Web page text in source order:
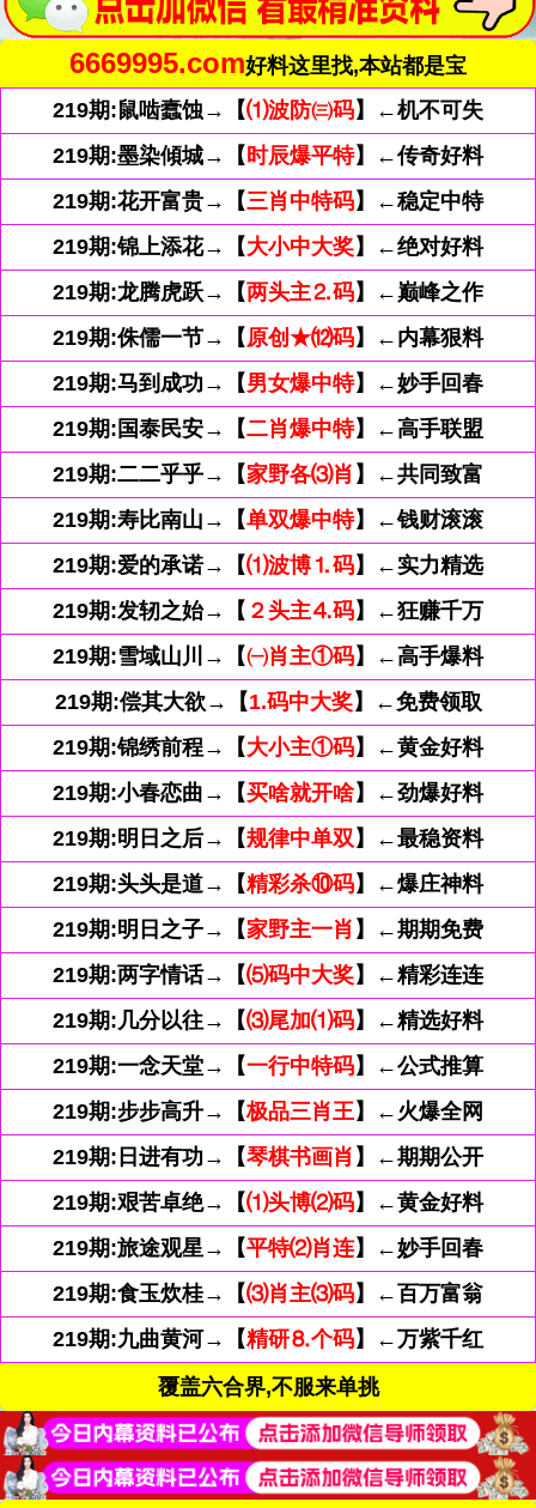
6669995.com好料这里找,本站都是宝
219期:鼠啮蠧蚀→【⑴波防㈢码】←机不可失
219期:墨染傾城→【 时辰爆平特】←传奇好料
219期:花开富贵→【三肖中特码】←稳定中特
219期:锦上添花→【大小中大奖】←绝对好料
219期:龙腾虎跃→【两头主⒉码】←巅峰之作
219期:侏儒一节→【 原创★⑿码】←内幕狠料
219期:马到成功→【男女爆中特】←妙手回春
219期:国泰民安→【二肖爆中特】←高手联盟
219期:二二乎乎→【家野各⑶肖 】←共同致富
219期:寿比南山→【单双爆中特】←钱财滚滚
219期:爱的承诺→【⑴波博⒈码】←实力精选
219期:发轫之始→【 ２头主⒋码】←狂赚千万
219期:雪域山川→【㈠肖主①码】←高手爆料
219期:偿其大欲→【1.码中大奖】←免费领取
219期:锦绣前程→【大小主①码】←黄金好料
219期:小春恋曲→【买啥就开啥】←劲爆好料
219期:明日之后→【规律中单双 】←最稳资料
219期:头头是道→【精彩杀⑩码】←爆庄神料
219期:明日之子→【家野主一肖 】←期期免费
219期:两字情话→【⑸码中大奖】←精彩连连
219期:几分以往→【⑶尾加⑴码】←精选好料
219期:一念天堂→【一行中特码】←公式推算
219期:步步高升→【极品三肖王】←火爆全网
219期:日进有功→【琴棋书画肖 】←期期公开
219期:艰苦卓绝→【⑴头博⑵码】←黄金好料
219期:旅途观星→【平特⑵肖连】←妙手回春
219期:食玉炊桂→【⑶肖主⑶码】←百万富翁
219期:九曲黄河→【精研⒏个码】←万紫千红
覆盖六合界,不服来单挑